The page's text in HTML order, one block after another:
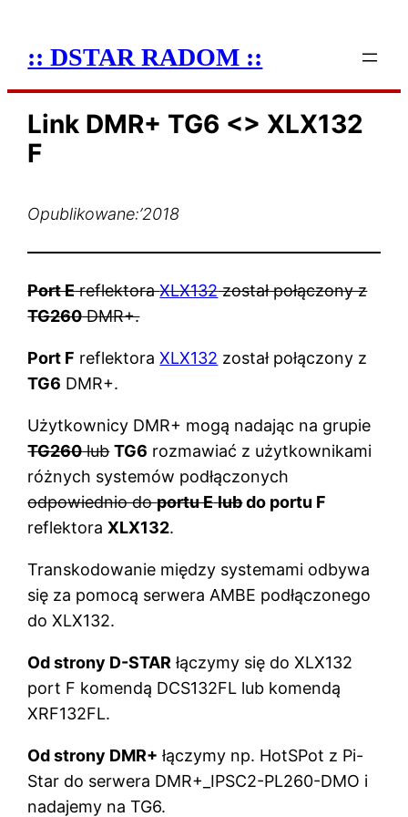
:: DSTAR RADOM ::
Link DMR+ TG6 <> XLX132
F
Opublikowane:’2018
Port EreflektoraXLX132został połączony z
TG260DMR+.
Port F reflektoraXLX132 został połączony z
TG6 DMR+.
Użytkownicy DMR+ mogą nadając na grupie
TG260lub TG6 rozmawiać z użytkownikami
różnych systemów podłączonych
odpowiednio doportu E lubdo portu F
reflektoraXLX132.
Transkodowanie między systemami odbywa
się za pomocą serwera AMBE podłączonego
do XLX132.
Od strony D-STAR łączymy się do XLX132
port F komendą DCS132FL lub komendą
XRF132FL.
Od strony DMR+ łączymy np. HotSPot z Pi-
Star do serwera DMR+_IPSC2-PL260-DMO i
nadajemy na TG6.